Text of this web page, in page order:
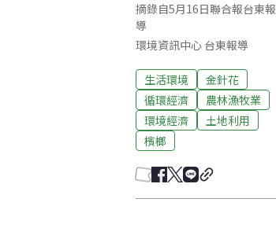
摘錄自5月16日聯合報台東報
導
環境資訊中心 台東報導
生活環境
金針花
循環經濟
農林漁牧業
環境經濟
土地利用
檳榔